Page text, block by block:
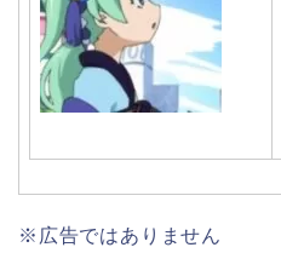
※広告ではありません